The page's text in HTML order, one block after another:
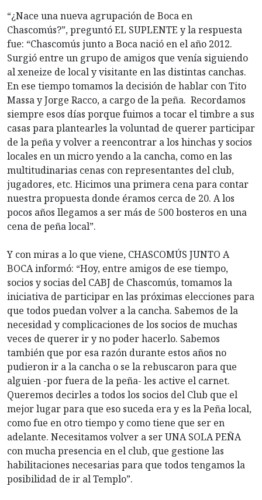
“¿Nace una nueva agrupación de Boca en
Chascomús?”, preguntó EL SUPLENTE y la respuesta
fue: “Chascomús junto a Boca nació en el año 2012.
Surgió entre un grupo de amigos que venía siguiendo
al xeneize de local y visitante en las distintas canchas.
En ese tiempo tomamos la decisión de hablar con Tito
Massa y Jorge Racco, a cargo de la peña. Recordamos
siempre esos días porque fuimos a tocar el timbre a sus
casas para plantearles la voluntad de querer participar
de la peña y volver a reencontrar a los hinchas y socios
locales en un micro yendo a la cancha, como en las
multitudinarias cenas con representantes del club,
jugadores, etc. Hicimos una primera cena para contar
nuestra propuesta donde éramos cerca de 20. A los
pocos años llegamos a ser más de 500 bosteros en una
cena de peña local”.
Y con miras a lo que viene, CHASCOMÚS JUNTO A
BOCA informó: “Hoy, entre amigos de ese tiempo,
socios y socias del CABJ de Chascomús, tomamos la
iniciativa de participar en las próximas elecciones para
que todos puedan volver a la cancha. Sabemos de la
necesidad y complicaciones de los socios de muchas
veces de querer ir y no poder hacerlo. Sabemos
también que por esa razón durante estos años no
pudieron ir a la cancha o se la rebuscaron para que
alguien -por fuera de la peña- les active el carnet.
Queremos decirles a todos los socios del Club que el
mejor lugar para que eso suceda era y es la Peña local,
como fue en otro tiempo y como tiene que ser en
adelante. Necesitamos volver a ser UNA SOLA PEÑA
con mucha presencia en el club, que gestione las
habilitaciones necesarias para que todos tengamos la
posibilidad de ir al Templo”.